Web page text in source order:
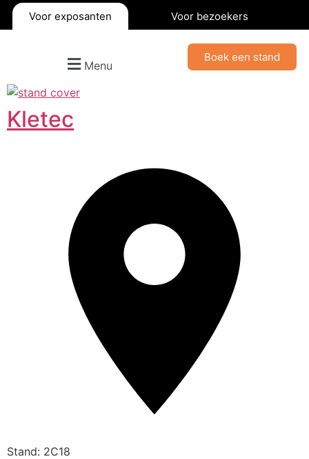
Voor exposanten Voor bezoekers
Menu
Boek een stand
Kletec
Stand: 2C18